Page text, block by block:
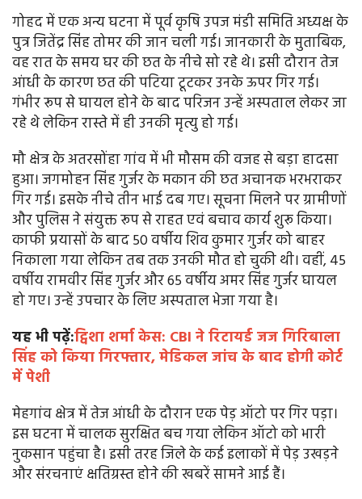
गोहद में एक अन्य घटना में पूर्व कृषि उपज मंडी समिति अध्यक्ष के
पुत्र जितेंद्र सिंह तोमर की जान चली गई। जानकारी के मुताबिक,
वह रात के समय घर की छत के नीचे सो रहे थे। इसी दौरान तेज
आंधी के कारण छत की पटिया टूटकर उनके ऊपर गिर गई।
गंभीर रूप से घायल होने के बाद परिजन उन्हें अस्पताल लेकर जा
रहे थे लेकिन रास्ते में ही उनकी मृत्यु हो गई।
मौ क्षेत्र के अतरसोंहा गांव में भी मौसम की वजह से बड़ा हादसा
हुआ। जगमोहन सिंह गुर्जर के मकान की छत अचानक भरभराकर
गिर गई। इसके नीचे तीन भाई दब गए। सूचना मिलने पर ग्रामीणों
और पुलिस ने संयुक्त रूप से राहत एवं बचाव कार्य शुरू किया।
काफी प्रयासों के बाद 50 वर्षीय शिव कुमार गुर्जर को बाहर
निकाला गया लेकिन तब तक उनकी मौत हो चुकी थी। वहीं, 45
वर्षीय रामवीर सिंह गुर्जर और 65 वर्षीय अमर सिंह गुर्जर घायल
हो गए। उन्हें उपचार के लिए अस्पताल भेजा गया है।
यह भी पढ़ें:ट्विशा शर्मा केस: CBI ने रिटायर्ड जज गिरिबाला
सिंह को किया गिरफ्तार, मेडिकल जांच के बाद होगी कोर्ट
में पेशी
मेहगांव क्षेत्र में तेज आंधी के दौरान एक पेड़ ऑटो पर गिर पड़ा।
इस घटना में चालक सुरक्षित बच गया लेकिन ऑटो को भारी
नुकसान पहुंचा है। इसी तरह जिले के कई इलाकों में पेड़ उखड़ने
और संरचनाएं क्षतिग्रस्त होने की खबरें सामने आई हैं।